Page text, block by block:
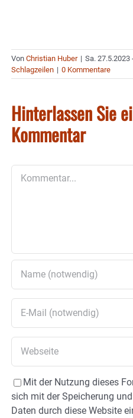
Von Christian Huber | Sa. 27.5.2023
Schlagzeilen | 0 Kommentare
Hinterlassen Sie
Kommentar
Mit der Nutzung dieses
sich mit der Speicherung
Daten durch diese Website